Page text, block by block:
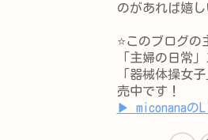
のがあれば嬉
⭐️このブログの
「主婦の日常
「器械体操女
売中です！
▶︎ miconanaの